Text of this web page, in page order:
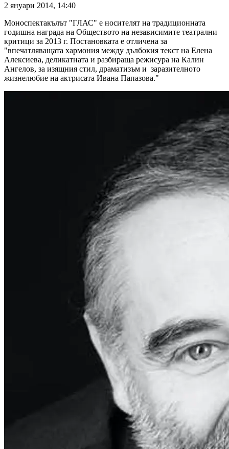
2 януари 2014, 14:40
Моноспектакълът "ГЛАС" е носителят на традиционната
годишна награда на Обществото на независимите театрални
критици за 2013 г. Постановката е отличена за
"впечатляващата хармония между дълбокия текст на Елена
Алексиева, деликатната и разбираща режисура на Калин
Ангелов, за изящния стил, драматизъм и заразителното
жизнелюбие на актрисата Ивана Папазова."